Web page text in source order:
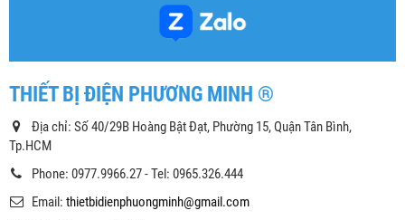
THIẾT BỊ ĐIỆN PHƯƠNG MINH ®
Địa chỉ: Số 40/29B Hoàng Bật Đạt, Phường 15, Quận Tân Bình,
Tp.HCM
Phone: 0977.9966.27 - Tel: 0965.326.444
Email: thietbidienphuongminh@gmail.com